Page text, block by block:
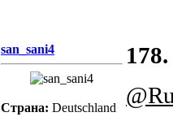
san_sani4
Страна: Deutschland
178.